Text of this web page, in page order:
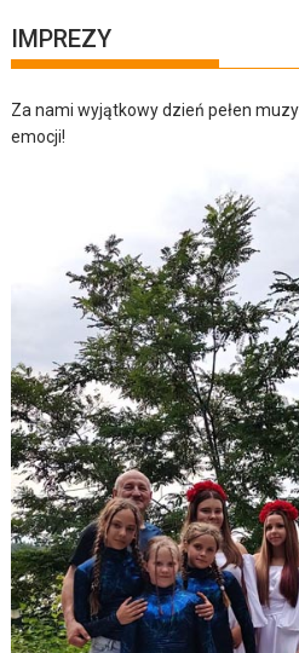
IMPREZY
Za nami wyjątkowy dzień pełen
emocji!